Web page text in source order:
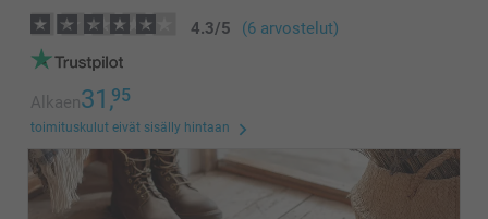
4.3/5 (6 arvostelut)
Alkaen31,95
toimituskulut eivät sisälly hintaan